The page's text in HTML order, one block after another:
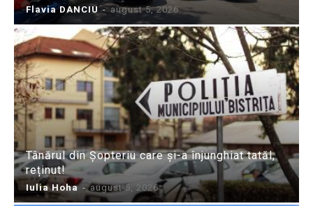
Flavia DANCIU - august 5, 2026
Tânărul din Șopteriu care și-a înjunghiat tatăl,
reținut!
Iulia Hoha - august 5, 2026